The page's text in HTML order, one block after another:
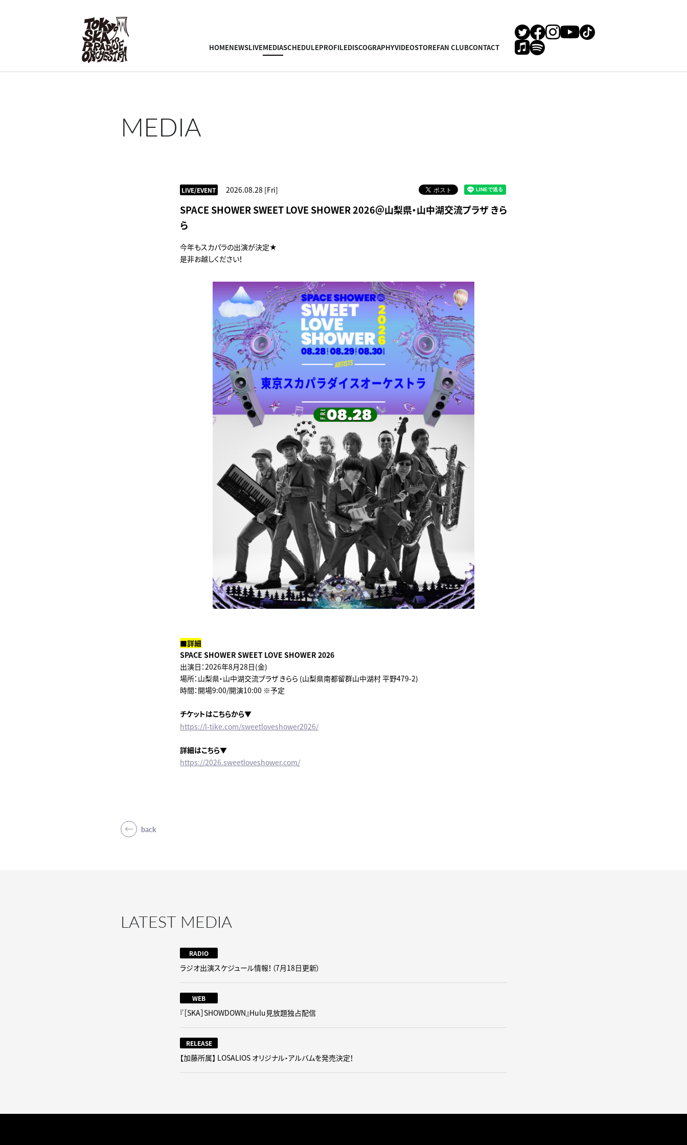
HOMENEWSLIVEMEDIASCHEDULEPROFILEDISCOGRAPHYVIDEOSTOREFAN CLUBCONTACT
MEDIA
2026.08.28 [Fri]
LIVE/EVENT
SPACE SHOWER SWEET LOVE SHOWER 2026＠山梨県・山中湖交流プラザ きら
ら
今年もスカパラの出演が決定★
是非お越しください！
■詳細
SPACE SHOWER SWEET LOVE SHOWER 2026
出演日：2026年8月28日(金)
場所：山梨県・山中湖交流プラザ きらら (山梨県南都留群山中湖村 平野479-2)
時間：開場9:00/開演10:00 ※予定
チケットはこちらから▼
https://l-tike.com/sweetloveshower2026/
詳細はこちら▼
https://2026.sweetloveshower.com/
back
LATEST MEDIA
RADIO
ラジオ出演スケジュール情報！（7月18日更新）
WEB
『［SKA］SHOWDOWN』Hulu見放題独占配信
RELEASE
【加藤所属】 LOSALIOS オリジナル・アルバムを発売決定！